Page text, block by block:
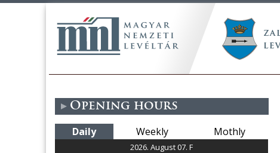
Opening hours
Daily Weekly Mothly
2026. August 07. F